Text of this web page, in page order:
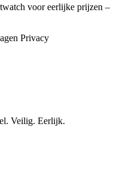
voor eerlijke prijzen –
Privacy
Veilig. Eerlijk.